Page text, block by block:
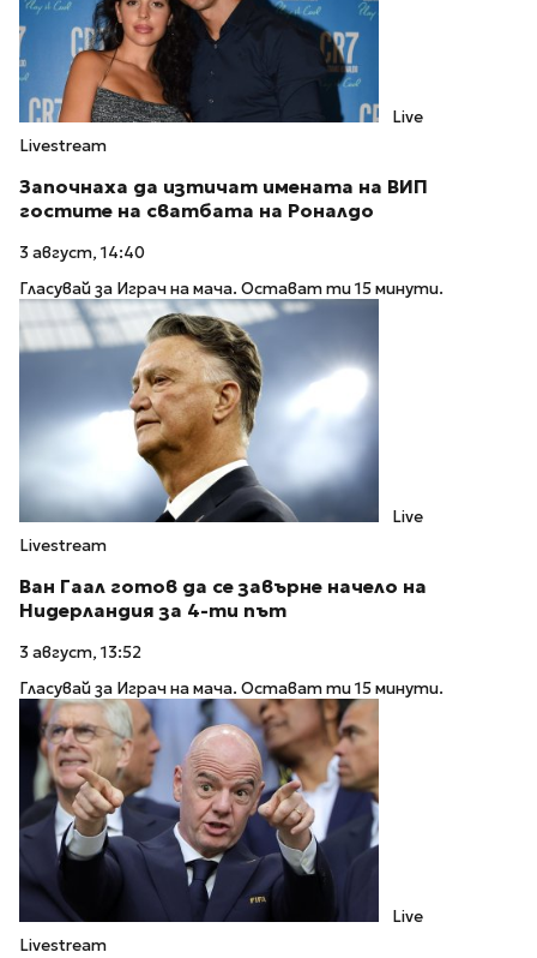
Live
Livestream
Започнаха да изтичат имената на ВИП
гостите на сватбата на Роналдо
3 август, 14:40
Гласувай за Играч на мача. Остават ти 15 минути.
Live
Livestream
Ван Гаал готов да се завърне начело на
Нидерландия за 4-ти път
3 август, 13:52
Гласувай за Играч на мача. Остават ти 15 минути.
Live
Livestream